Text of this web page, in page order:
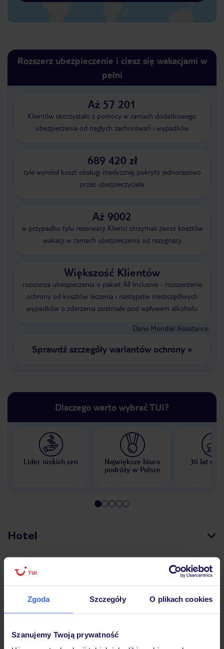
Zgoda Szczegóły O plikach cookies
Szanujemy Twoją prywatność
Rozszerz ubezpieczenie i ciesz się wakacjami w
pełni
Aż 57 201
Klientów skorzystało z pomocy w ramach dodatkowego
ubezpieczenia od nagłych zachorowań i wypadków
689 420 zł
tyle wyniósł koszt obsługi medycznej pokryty jednorazowo
przez ubezpieczyciela
Aż 9002
w przypadku tylu rezerwacji Klienci otrzymali zwrot kosztów
wakacji w ramach ubezpieczenia od rezygnacji
Większość Klientów
rozszerza ubezpieczenia o pakiet All Inclusive - rozszerzenie
ochrony od kosztów leczenia i następstw nieszczęśliwych
wypadków o zdarzenia zaistniałe pod wpływem alkoholu
Dane Mondial Assistance
Sprawdź szczegóły wariantów ochrony»
Dlaczego warto wybrać TUI?
Lider niskich cen
Największe biuro
podróży w Polsce
30 lat w
Hotel
Opinie
Pokoje